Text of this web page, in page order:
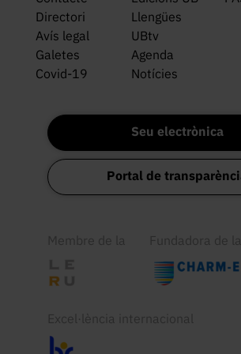
Directori
Llengües
Avís legal
UBtv
Galetes
Agenda
Covid-19
Notícies
Seu electrònica
Portal de
Membre de la Fundadora de la
Excel·lència internacional